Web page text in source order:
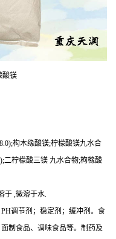
酸镁
构木缘酸镁;柠檬酸镁九水合
二柠檬酸三镁 九水合物;枸橼酸
于 ,微溶于水.
调节剂；稳定剂；缓冲剂。食
制食品、调味食品等。制药及